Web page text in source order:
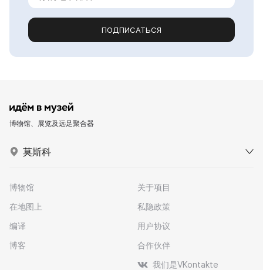
ПОДПИСАТЬСЯ
博物馆、展览及远足聚合器
莫斯科
博物馆
在地图上
编译
博客
关于项目
私隐政策
用户协议
合作伙伴
我们是VKontakte